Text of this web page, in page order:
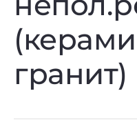
гранит)